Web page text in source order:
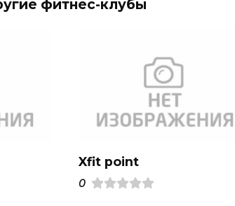
фитнес-клубы
Xfit point
0